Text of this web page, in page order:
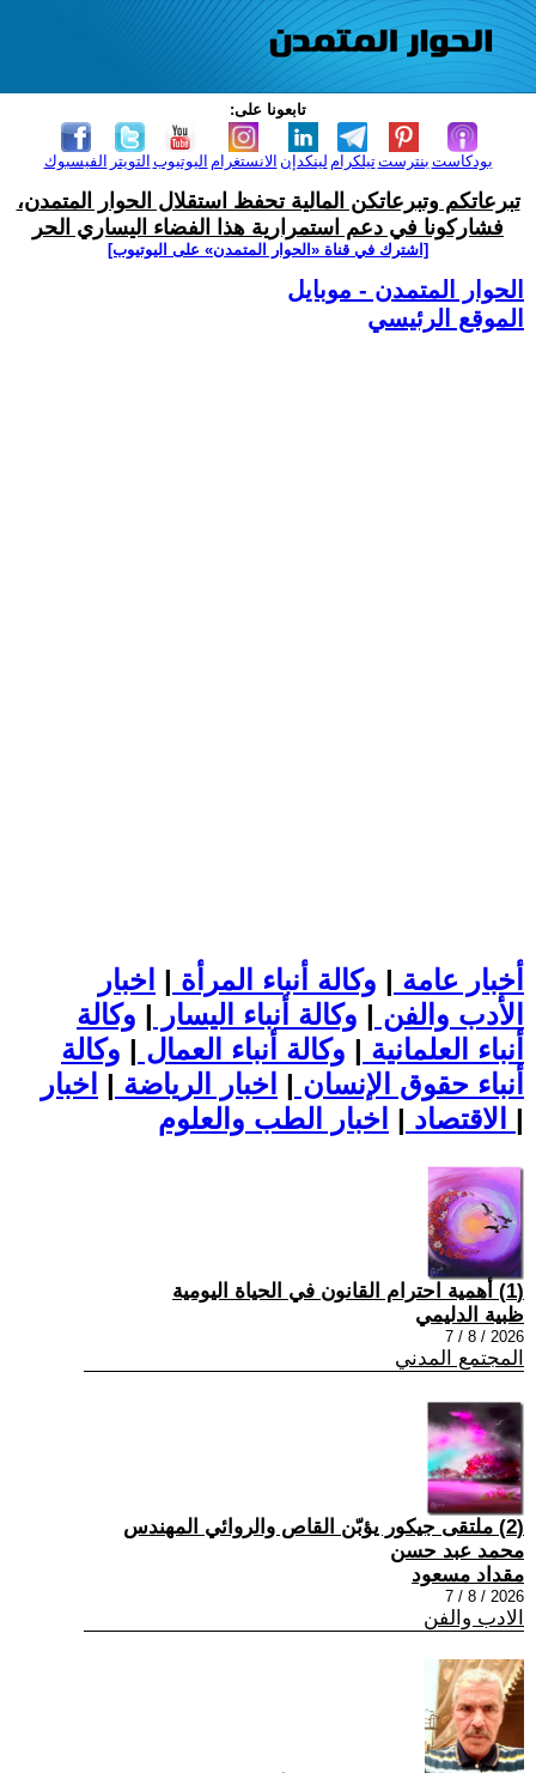
تابعونا على:
الفيسبوك التويتر اليوتيوب الانستغرام لينكدإن تيلكرامبنترست بودكاست
تبرعاتكم وتبرعاتكن المالية تحفظ استقلال الحوار المتمدن،
فشاركونا في دعم استمرارية هذا الفضاء اليساري الحر
[اشترك في قناة ‫«الحوار المتمدن» على اليوتيوب]
الحوار المتمدن - موبايل
الموقع الرئيسي
أخبار عامة | وكالة أنباء المرأة | اخبار
الأدب والفن | وكالة أنباء اليسار | وكالة
أنباء العلمانية | وكالة أنباء العمال | وكالة
أنباء حقوق الإنسان | اخبار الرياضة | اخبار
الاقتصاد | |
(1) أهمية احترام القانون في الحياة اليومية
ظبية الدليمي
2026 / 8 / 7
المجتمع المدني
(2) ملتقى جيكور يؤبّن القاص والروائي المهندس
محمد عبد حسن
مقداد مسعود
2026 / 8 / 7
الادب والفن